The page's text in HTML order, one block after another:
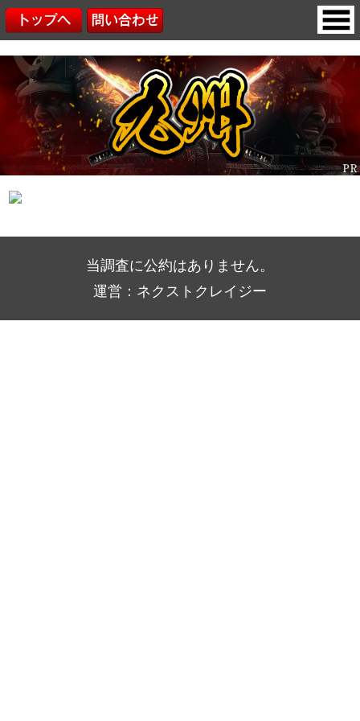
当調査に公約はありません。
運営：ネクストクレイジー